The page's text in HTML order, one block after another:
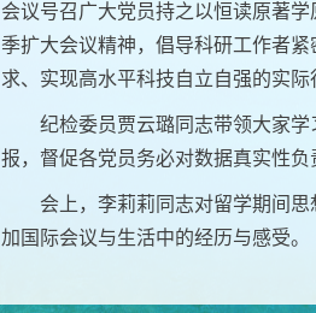
会议号召广大党员持之以恒读原著
季扩大会议精神，倡导科研工作者
求、实现高水平科技自立自强的实际
纪检委员贾云璐同志带领大家学
报，督促各党员务必对数据真实性负
会上，李莉莉同志对留学期间
加国际会议与生活中的经历与感受。